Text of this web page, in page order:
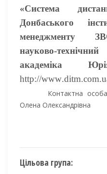
«Система
Донбаського
менеджменту
науково-
академіка
http://www.ditm.com.
Контактна
Олена Олександрівна
Цільова група: